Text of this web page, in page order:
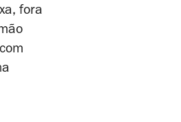
fora